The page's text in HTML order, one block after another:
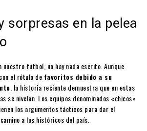
sorpresas en la pelea
nuestro fútbol, no hay nada escrito. Aunque
el rótulo de favoritos debido a su
, la historia reciente demuestra que en estas
se nivelan. Los equipos denominados «chicos»
los argumentos tácticos para dar el
a los históricos del país.